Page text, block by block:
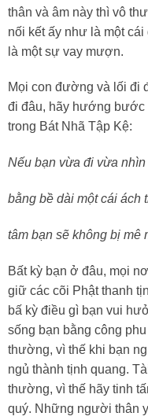
thân và âm này thì vô
nối kết ấy như là một
là một sự vay mượn.
Mọi con đường và lối đi
đi đâu, hãy hướng bước
trong Bát Nhã Tập Kệ:
Nếu bạn vừa đi vừa
bằng bề dài một cái ách
tâm bạn sẽ không bị mê
Bất kỳ bạn ở đâu, mọi
giữ các cõi Phật thanh
bấ kỳ điều gì bạn vui
sống bạn bằng công
thường, vì thế khi bạn
ngủ thành tịnh quang.
thường, vì thế hãy tinh
quý. Những người thân